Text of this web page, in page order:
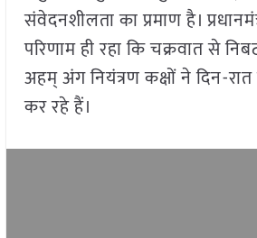
संवेदनशीलता का प्रमाण है।
परिणाम ही रहा कि चक्रवात से
अहम् अंग नियंत्रण कक्षों ने दिन-
कर रहे हैं।